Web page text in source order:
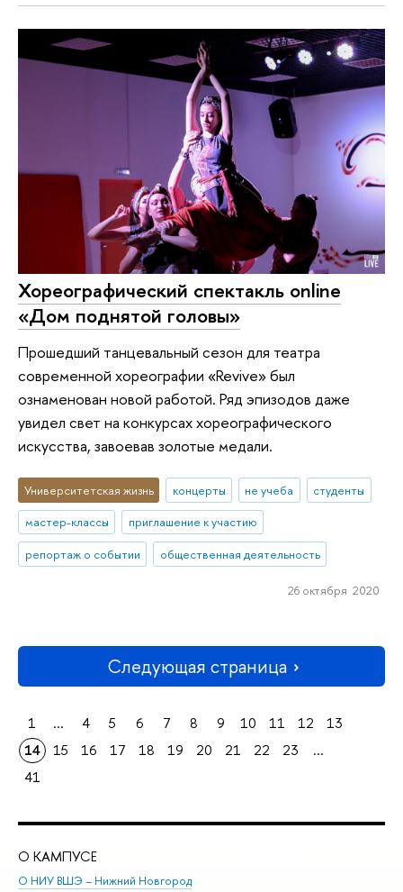
Хореографический спектакль online
«Дом поднятой головы»
Прошедший танцевальный сезон для театра
современной хореографии «Revive» был
ознаменован новой работой. Ряд эпизодов даже
увидел свет на конкурсах хореографического
искусства, завоевав золотые медали.
Университетская жизнь концерты не учеба
студенты
мастер-классы
приглашение к участию
репортаж о событии
общественная деятельность
26 октября 2020
Следующая страница
1 ... 4 5 6 7 8 9 10 11 12
13
14
15 16 17 18 19 20 21 22 23
...
41
О КАМПУСЕ
О НИУ ВШЭ – Нижний Новгород